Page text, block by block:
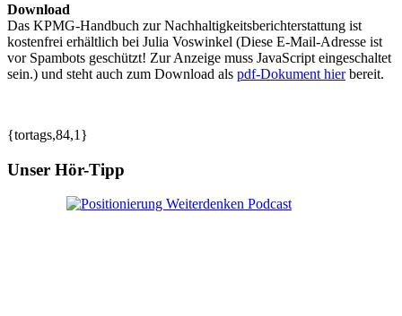
Download
Das KPMG-Handbuch zur Nachhaltigkeitsberichterstattung ist
kostenfrei erhältlich bei Julia Voswinkel (Diese E-Mail-Adresse ist
vor Spambots geschützt! Zur Anzeige muss JavaScript eingeschaltet
sein.) und steht auch zum Download als pdf-Dokument hierbereit.
{tortags,84,1}
Unser Hör-Tipp